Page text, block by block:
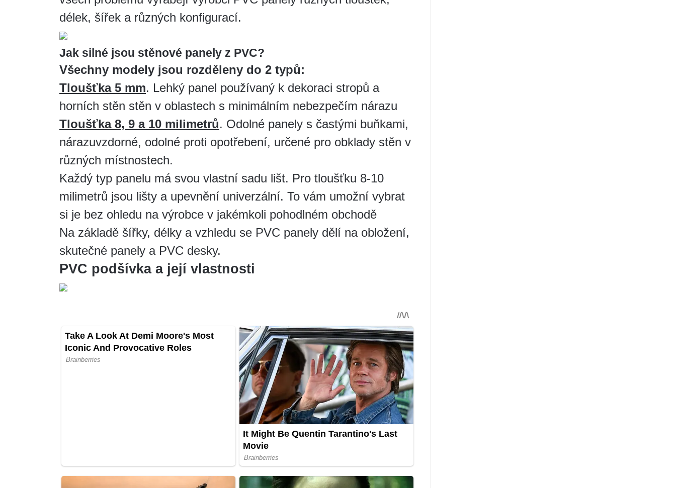
délek, šířek a různých konfigurací.
Jak silné jsou stěnové panely z PVC?
Všechny modely jsou rozděleny do 2 typů:
Tloušťka 5 mm. Lehký panel používaný k dekoraci stropů a
horních stěn stěn v oblastech s minimálním nebezpečím nárazu
Tloušťka 8, 9 a 10 milimetrů. Odolné panely s častými buňkami,
nárazuvzdorné, odolné proti opotřebení, určené pro obklady stěn v
různých místnostech.
Každý typ panelu má svou vlastní sadu lišt. Pro tloušťku 8-10
milimetrů jsou lišty a upevnění univerzální. To vám umožní vybrat
si je bez ohledu na výrobce v jakémkoli pohodlném obchodě
Na základě šířky, délky a vzhledu se PVC panely dělí na obložení,
skutečné panely a PVC desky.
PVC podšívka a její vlastnosti